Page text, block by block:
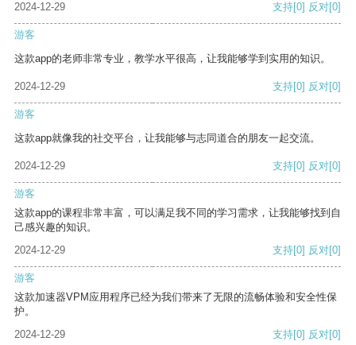
2024-12-29 支持[0] 反对[0]
游客
这款app的老师非常专业，教学水平很高，让我能够学到实用的知识。
2024-12-29 支持[0] 反对[0]
游客
这款app就像我的社交平台，让我能够与志同道合的朋友一起交流。
2024-12-29 支持[0] 反对[0]
游客
这款app的课程非常丰富，可以满足我不同的学习需求，让我能够找到自
己感兴趣的知识。
2024-12-29
支持[0] 反对[0]
游客
这款加速器VPM应用程序已经为我们带来了无限的流畅体验和安全性保
护。
2024-12-29
支持[0] 反对[0]